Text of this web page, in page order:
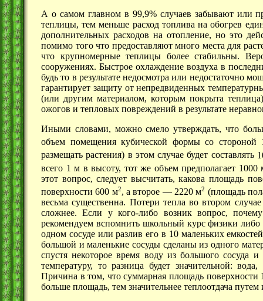
А о самом главном в 99,9% случаев забывают или
теплицы, тем меньше расход топлива на обогрев
дополнительных расходов на отопление, но это
помимо того что предоставляют много места для
что крупномерные теплицы более стабильны.
сооружениях. Быстрое охлаждение воздуха в
будь то в результате недосмотра или недостаточно
гарантирует защиту от непредвиденных
(или другим материалом, которым покрыта
ожогов и тепловых повреждений в результате
Иными словами, можно смело утверждать, что
объем помещения кубической формы со стороной
размещать растения) в этом случае будет составлять
всего 1 м в высоту, тот же объем предполагает 1000
этот вопрос, следует высчитать, какова площадь
поверхности600 м2, авторое — 2220 м2 (площадь
весьма существенна. Потери тепла во втором
сложнее. Если у кого-либо возник вопрос,
рекомендуем вспомнить школьный курс физики
одном сосуде или разлив его в 10 маленьких
большой и маленькие сосуды сделаны из одного
спустя некоторое время воду из большого сосуда
температуру, то разница будет значительной:
Причина в том, что суммарная площадь
больше площадь, тем значительнее теплоотдача